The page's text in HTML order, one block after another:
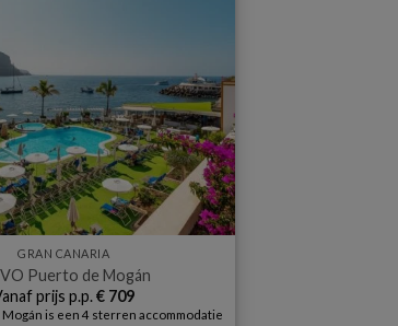
GRAN CANARIA
Puerto de Mogán
prijs p.p.€ 709
Mogán is een 4 sterren accommodatie